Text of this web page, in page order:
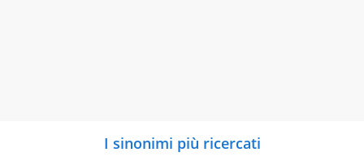
I sinonimi più ricercati